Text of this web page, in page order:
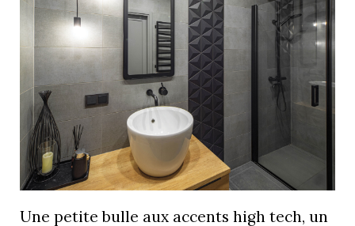
Une petite bulle aux accents high tech, un